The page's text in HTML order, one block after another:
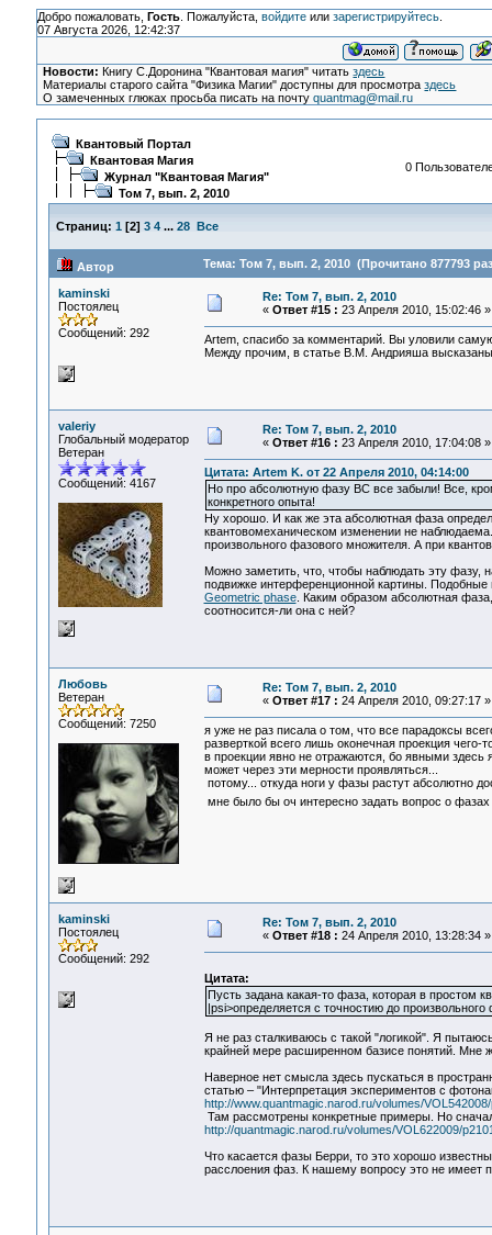
Добро пожаловать, Гость. Пожалуйста, войдитеили зарегистрируйтесь.
07 Августа 2026, 12:42:37
Новости: Книгу С.Доронина "Квантовая магия" читатьздесь
Материалы старого сайта "Физика Магии" доступны для просмотраздесь
О замеченных глюках просьба писать на почтуquantmag@mail.ru
Квантовый Портал
Квантовая Магия
Журнал "Квантовая Магия"
Том 7, вып. 2, 2010
0
Страниц: 1 [2] 3 4 ... 28 Все
Автор Тема: Том 7, вып. 2, 2010 (Прочитано 877793
kaminski
Постоялец
Сообщений: 292
Re: Том 7, вып. 2, 2010
« Ответ #15 : 23 Апреля 2010, 15:02:46 »
Artem, спасибо за комментарий. Вы уловили
Между прочим, в статье В.М. Андрияша
valeriy
Глобальный модератор
Ветеран
Сообщений: 4167
Re: Том 7, вып. 2, 2010
« Ответ #16 : 23 Апреля 2010, 17:04:08 »
Цитата: Artem K. от 22 Апреля 2010, 04:14:00
Но про абсолютную фазу ВС все забыли! Все,
конкретного опыта!
Ну хорошо. И как же эта абсолютная фаза
квантовомеханическом изменении не
произвольного фазового множителя. А при
Можно заметить, что, чтобы наблюдать эту фазу,
подвижке интерференционной картины.
Geometric phase. Каким образом абсолютная
соотносится-ли она с ней?
Любовь
Ветеран
Сообщений: 7250
Re: Том 7, вып. 2, 2010
« Ответ #17 : 24 Апреля 2010, 09:27:17 »
я уже не раз писала о том, что все парадоксы
разверткой всего лишь оконечная проекция
в проекции явно не отражаются, бо явными здесь
может через эти мерности проявляться...
потому... откуда ноги у фазы растут абсолютно
мне было бы оч интересно задать вопрос о
kaminski
Постоялец
Сообщений: 292
Re: Том 7, вып. 2, 2010
« Ответ #18 : 24 Апреля 2010, 13:28:34 »
Цитата:
Пусть задана какая-то фаза, которая в
|psi>определяется с точностию до
Я не раз сталкиваюсь с такой "логикой". Я
крайней мере расширенном базисе понятий. Мне
Наверное нет смысла здесь пускаться в
статью – "Интерпретация экспериментов с
http://www.quantmagic.narod.ru/volumes/
Там рассмотрены конкретные примеры. Но
http://quantmagic.narod.ru/volumes/VOL622009/
Что касается фазы Берри, то это хорошо
расслоения фаз. К нашему вопросу это не имеет